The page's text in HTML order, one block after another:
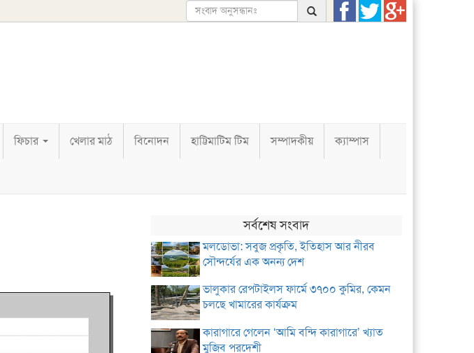
ফিচার খেলার মাঠ বিনোদন হাট্টিমাটিম টিম সম্পাদকীয় ক্যাম্পাস
সর্বশেষ সংবাদ
মলডোভা: সবুজ প্রকৃতি, ইতিহাস আর নীরব
সৌন্দর্যের এক অনন্য দেশ
ভালুকার রেপটাইলস ফার্মে ৩৭০০ কুমির, কেমন
চলছে খামারের কার্যক্রম
কারাগারে গেলেন ‘আমি বন্দি কারাগারে’ খ্যাত
মুজিব পরদেশী